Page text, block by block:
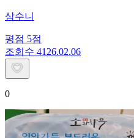
삼수니
평점 5점
조회수 41 26.02.06
0